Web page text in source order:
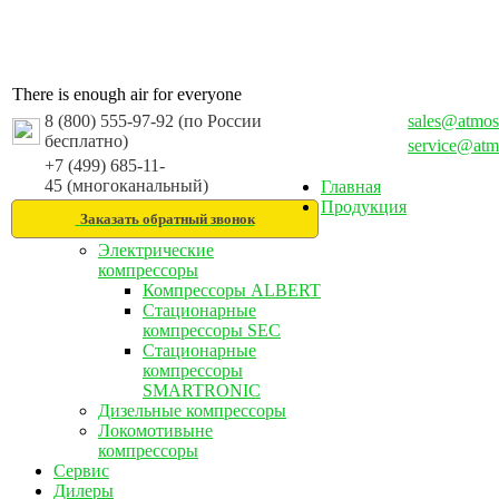
There is enough air for everyone
8 (800) 555-97-92 (по России
бесплатно)
+7 (499) 685-11-
45 (многоканальный)
Заказать обратный звонок
Главная
Продукция
Электрические
компрессоры
Компрессоры ALBERT
Стационарные
компрессоры SEC
Стационарные
компрессоры
SMARTRONIC
Дизельные компрессоры
Локомотивыне
компрессоры
Сервис
Дилеры